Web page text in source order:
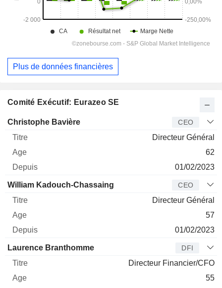
Comité Exécutif: Eurazeo SE
Dirigeant Titre Age
Christophe Bavière CEO
Directeur Général
62
01/02/2023
William Kadouch-Chassaing CEO
Directeur Général
57
01/02/2023
Laurence Branthomme DFI
Directeur Financier/CFO
55
Plus de données financières